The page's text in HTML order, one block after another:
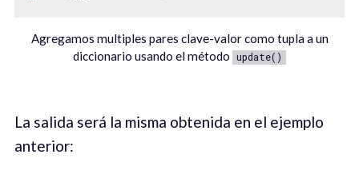
Agregamos multiples pares clave-valor como tupla a un
diccionario usando el método update()
La salida será la misma obtenida en el ejemplo
anterior: